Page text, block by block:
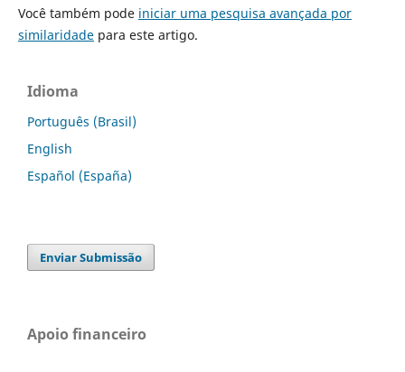
Você também pode iniciar uma pesquisa avançada por
similaridadepara este artigo.
Idioma
Português (Brasil)
English
Español (España)
Enviar Submissão
Apoio financeiro